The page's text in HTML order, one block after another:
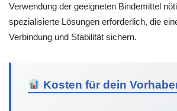
Verwendung der geeigneten Bindemittel
spezialisierte Lösungen erforderlich, die
Verbindung und Stabilität sichern.
Kosten für dein